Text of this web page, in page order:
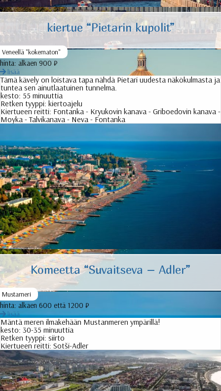
kiertue “Pietarin kupolit”
Veneellä "kokematon"
hinta: alkaen 900 ₽
lisää
Tämä kävely on loistava tapa nähdä Pietari uudesta näkökulmasta ja
tuntea sen ainutlaatuinen tunnelma.
kesto: 55 minuuttia
Retken tyyppi: kiertoajelu
Kiertueen reitti: Fontanka - Kryukovin kanava - Griboedovin kanava -
Moyka - Talvikanava - Neva - Fontanka
Komeetta “Suvaitseva – Adler”
Mustameri
hinta: alkaen 600 että 1200 ₽
lisää
Mäntä meren ilmakehään Mustanmeren ympärillä!
kesto: 30-35 minuuttia
Retken tyyppi: siirto
Kiertueen reitti: Sotši-Adler